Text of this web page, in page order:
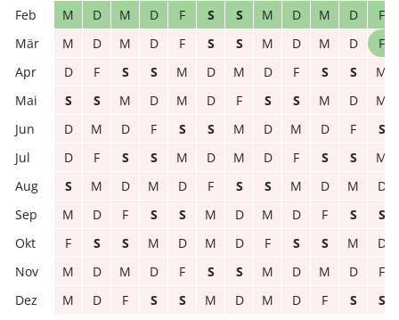
M
D M D F S S M D M D
F
M
D M D F S S M D M D
F
D
F S S M D M D F S S
M
S
S M D M D F S S M D
M
D
M D F S S M D M D F
S
D
F S S M D M D F S S
M
S
M D M D F S S M D M
D
M
D F S S M D M D F S
S
F
S S M D M D F S S M
D
M
D M D F S S M D M D
F
M
D F S S M D M D F S S